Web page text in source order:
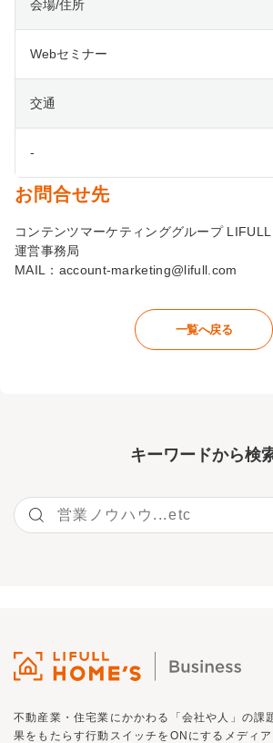
会場/住所
Webセミナー
交通
-
お問合せ先
コンテンツマーケティンググループ
運営事務局
MAIL： account-marketing@lifull.com
一覧へ戻る
キーワー ドから検
不動産業・住宅業にかかわる「会社や人」の課
果をもたらす行動スイッチを ON にするメディア